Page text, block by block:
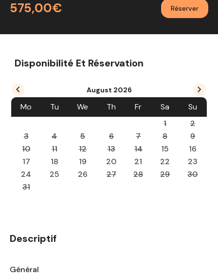
575,00€ Réserver
Disponibilité Et Réservation
August 2026
Mo Tu We Th Fr Sa
Su
1
2
3
4 5 6 7 8
9
10
11 12 13 14 15
16
17
18 19 20 21 22
23
24
25 26 27 28 29
30
31
Descriptif
Général